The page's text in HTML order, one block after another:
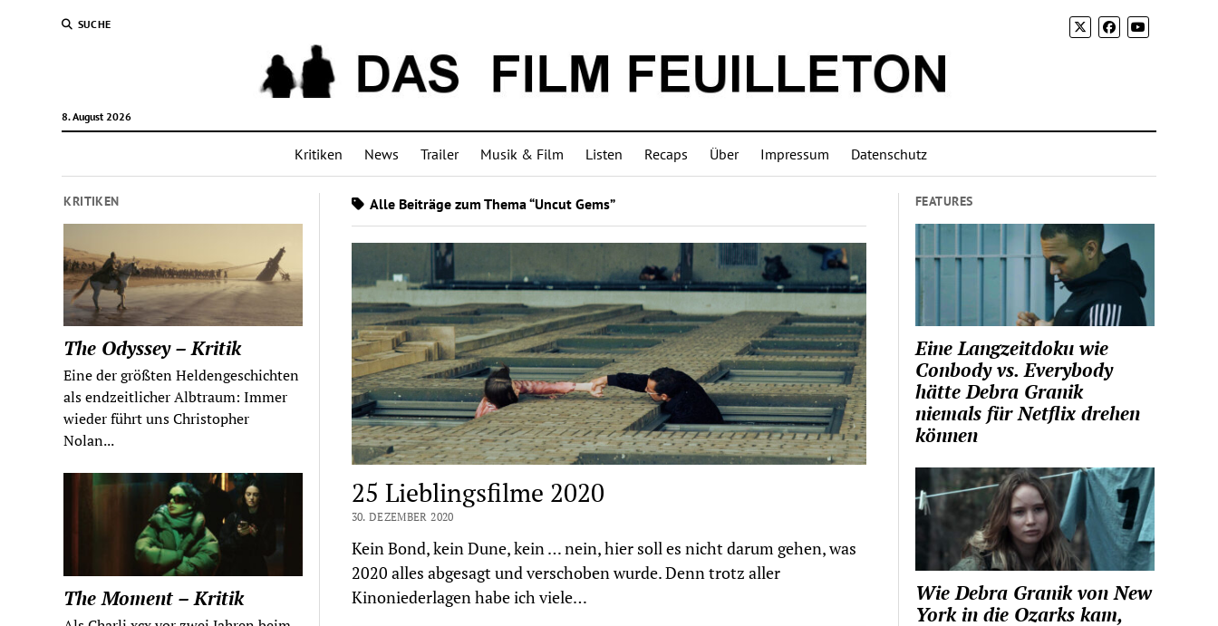
SUCHE
8. August 2026
Kritiken News Trailer Musik & Film Listen Recaps Über Impressum Datenschutz
KRITIKEN
The Odyssey – Kritik
Eine der größten Heldengeschichten
als endzeitlicher Albtraum: Immer
wieder führt uns Christopher
Nolan...
The Moment – Kritik
Alle Beiträge zum Thema “Uncut Gems”
25 Lieblingsfilme 2020
30. DEZEMBER 2020
Kein Bond, kein Dune, kein … nein, hier soll es nicht darum gehen, was
2020 alles abgesagt und verschoben wurde. Denn trotz aller
Kinoniederlagen habe ich viele…
FEATURES
Eine Langzeitdoku wie
Conbody vs. Everybody
hätte Debra Granik
niemals für Netflix drehen
können
Wie Debra Granik von New
York in die Ozarks kam,